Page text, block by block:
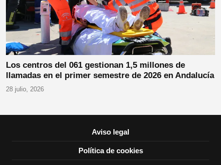
Los centros del 061 gestionan 1,5 millones de
llamadas en el primer semestre de 2026 en Andalucía
28 julio, 2026
Aviso legal
Política de cookies